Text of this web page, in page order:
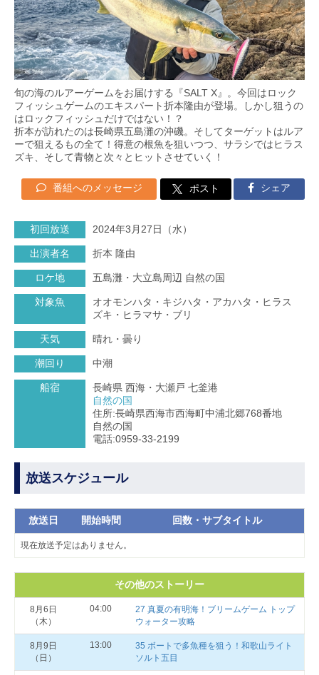
旬の海のルアーゲームをお届けする『SALT X』。今回はロック
フィッシュゲームのエキスパート折本隆由が登場。しかし狙うの
はロックフィッシュだけではない！？
折本が訪れたのは長崎県五島灘の沖磯。そしてターゲットはルア
ーで狙えるもの全て！得意の根魚を狙いつつ、サラシではヒラス
ズキ、そして青物と次々とヒットさせていく！
番組へのメッセージ ポスト シェア
初回放送 2024年3月27日（水）
出演者名 折本 隆由
ロケ地 五島灘・大立島周辺 自然の国
対象魚
オオモンハタ・キジハタ・アカハタ・ヒラス
ズキ・ヒラマサ・ブリ
天気 晴れ・曇り
潮回り 中潮
船宿
長崎県 西海・大瀬戸 七釜港
自然の国
住所:長崎県西海市西海町中浦北郷768番地
自然の国
電話:0959-33-2199
放送スケジュール
放送日 開始時間 回数・サブタイトル
現在放送予定はありません。
その他のストーリー
8月6日
（木）
04:00
27 真夏の有明海！ブリームゲーム トップ
ウォーター攻略
8月9日
（日）
13:00
35 ボートで多魚種を狙う！和歌山ライト
ソルト五目